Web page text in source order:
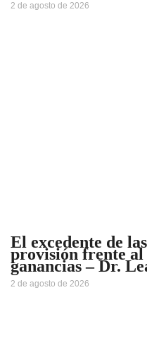
2 de agosto de 2026
El excedente de
provisión frente al
ganancias – Dr.
2 de agosto de 2026